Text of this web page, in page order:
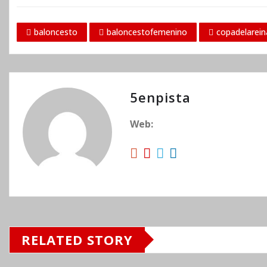
baloncesto baloncestofemenino
5enpista
Web:
RELATED STORY